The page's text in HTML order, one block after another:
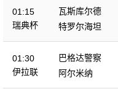
01:15
瑞典杯
瓦斯库尔德
特罗尔海坦
01:30
伊拉联
巴格达警察
阿尔米纳